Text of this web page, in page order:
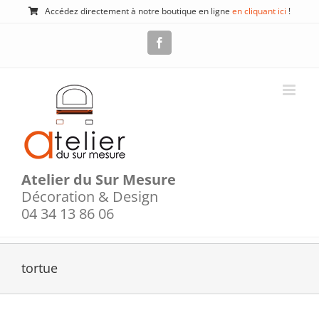
Passer
Accédez directement à notre boutique en ligne en cliquant ici !
Atelier du Sur Mesure
Décoration & Design
04 34 13 86 06
tortue